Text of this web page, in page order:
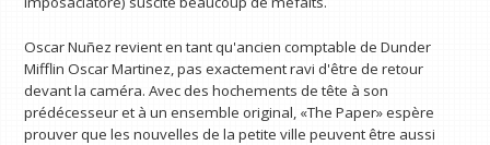
Oscar Nuñez revient en tant qu'ancien comptable de Dunder
Mifflin Oscar Martinez, pas exactement ravi d'être de retour
devant la caméra. Avec des hochements de tête à son
prédécesseur et à un ensemble original, «The Paper» espère
prouver que les nouvelles de la petite ville peuvent être aussi